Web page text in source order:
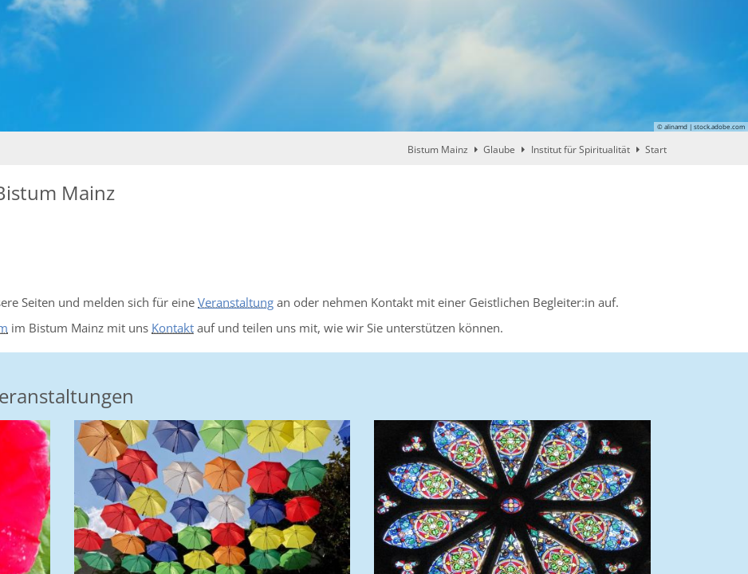
© alinamd | stock.adobe.com
Bistum Mainz Glaube Institut für Spiritualität Start
Mainz
Seiten und melden sich für eine Veranstaltung an oder nehmen Kontakt mit einer Geistlichen Begleiter:in auf.
im Bistum Mainz mit uns Kontakt auf und teilen uns mit, wie wir Sie unterstützen können.